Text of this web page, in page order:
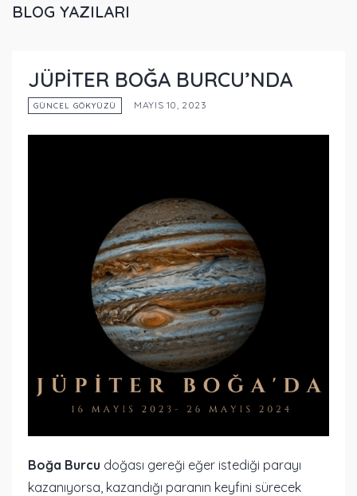
BLOG YAZILARI
JÜPİTER BOĞA BURCU’NDA
GÜNCEL GÖKYÜZÜ MAYIS 10, 2023
Boğa Burcu doğası gereği eğer istediği parayı
kazanıyorsa, kazandığı paranın keyfini sürecek